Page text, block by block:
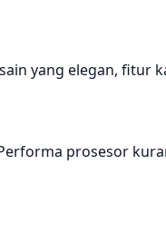
yang elegan, fitur
prosesor